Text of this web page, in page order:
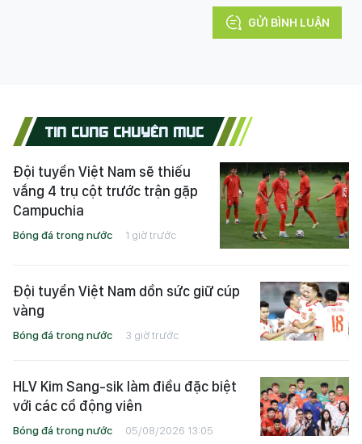
GỬI BÌNH LUẬN
TIN CÙNG CHUYÊN MỤC
Đội tuyển Việt Nam sẽ thiếu
vắng 4 trụ cột trước trận gặp
Campuchia
Bóng đá trong nước 1 giờ trước
Đội tuyển Việt Nam dồn sức giữ cúp
vàng
Bóng đá trong nước 3 giờ trước
HLV Kim Sang-sik làm điều đặc biệt
với các cổ động viên
Bóng đá trong nước 05/08/2026 13:05